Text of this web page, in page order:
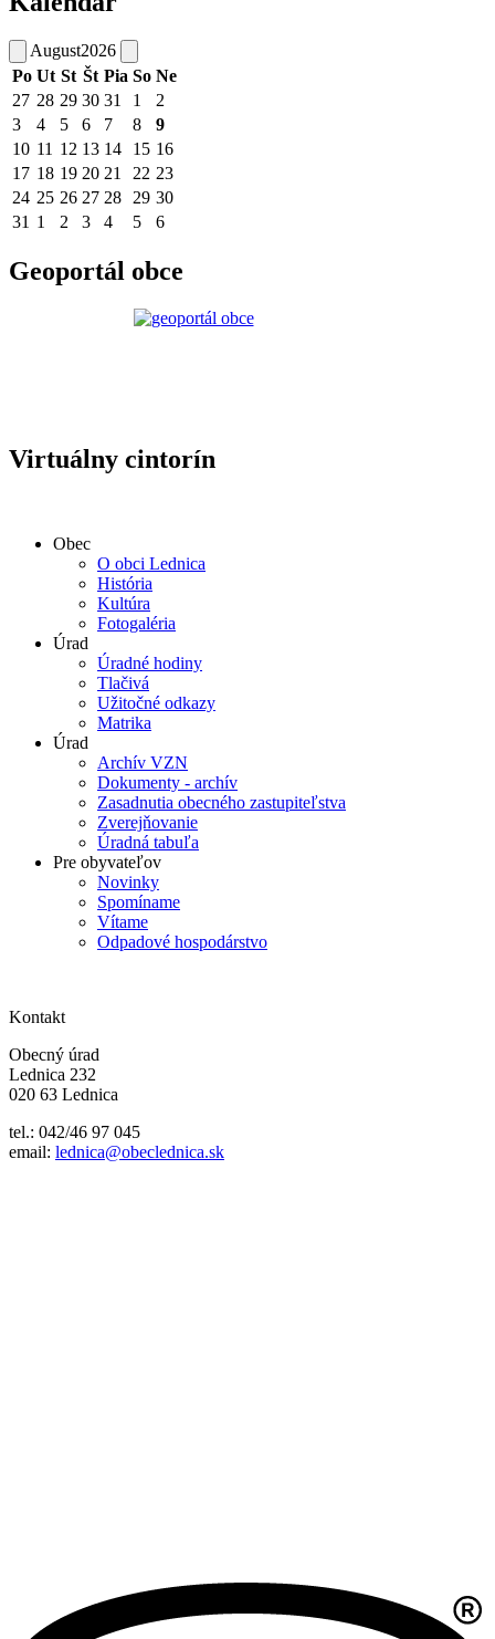
August2026
Po Ut St Št Pia So Ne
27 28 29 30 31 1
2
3
4 5 6 7 8
9
10 11 12 13 14 15 16
17 18 19 20 21 22 23
24 25 26 27 28 29 30
31 1 2 3 4 5 6
Geoportál obce
Virtuálny cintorín
Obec
O obci Lednica
História
Kultúra
Fotogaléria
Úrad
Úradné hodiny
Tlačivá
Užitočné odkazy
Matrika
Úrad
Archív VZN
Dokumenty - archív
Zasadnutia obecného zastupiteľstva
Zverejňovanie
Úradná tabuľa
Pre obyvateľov
Novinky
Spomíname
Vítame
Odpadové hospodárstvo
Kontakt
Obecný úrad
Lednica 232
020 63 Lednica
tel.: 042/46 97 045
email: lednica@obeclednica.sk